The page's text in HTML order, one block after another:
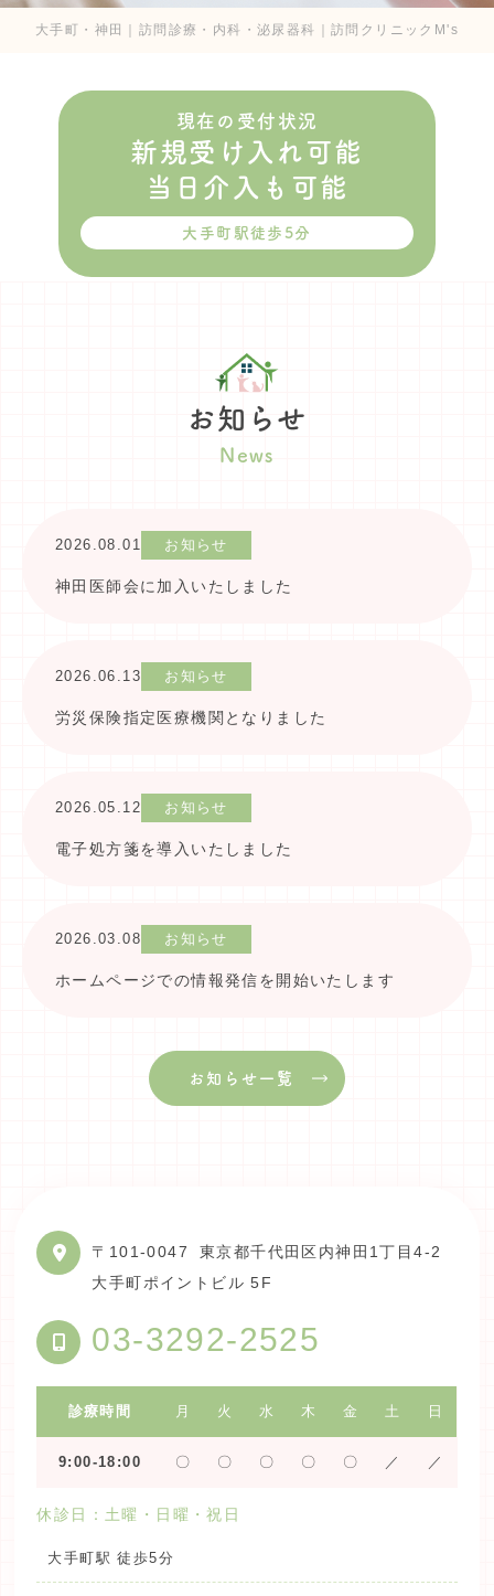
大手町・神田｜訪問診療・内科・泌尿器科｜訪問クリニックM's
現在の受付状況
新規受け入れ可能
当日介入も可能
大手町駅徒歩5分
お知らせ
News
2026.08.01 お知らせ
神田医師会に加入いたしました
2026.06.13 お知らせ
労災保険指定医療機関となりました
2026.05.12 お知らせ
電子処方箋を導入いたしました
2026.03.08 お知らせ
ホームページでの情報発信を開始いたします
お知らせ一覧
〒101-0047
東京都千代田区内神田1丁目4-2
大手町ポイントビル 5F
03-3292-2525
診療時間 月 火 水 木 金 土 日
9:00-18:00 〇 〇 〇 〇 〇 ／ ／
休診日：土曜・日曜・祝日
大手町駅 徒歩5分